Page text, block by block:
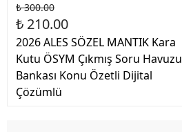
₺ 300.00
₺ 210.00
2026 ALES SÖZEL MANTIK Kara
Kutu ÖSYM Çıkmış Soru Havuzu
Bankası Konu Özetli Dijital
Çözümlü